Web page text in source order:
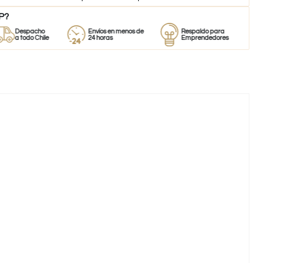
Chile
Envíos en menos de
24 horas
Respaldo para
Emprendedores